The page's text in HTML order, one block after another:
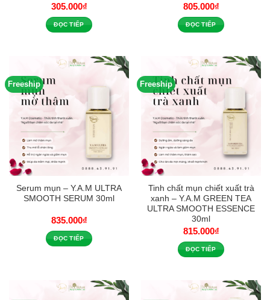
305.000₫
ĐỌC TIẾP
805.000₫
ĐỌC TIẾP
Freeship
Serum mụn – Y.A.M ULTRA
SMOOTH SERUM 30ml
835.000₫
ĐỌC TIẾP
Freeship
Tinh chất mụn chiết xuất trà
xanh – Y.A.M GREEN TEA
ULTRA SMOOTH ESSENCE
30ml
815.000₫
ĐỌC TIẾP